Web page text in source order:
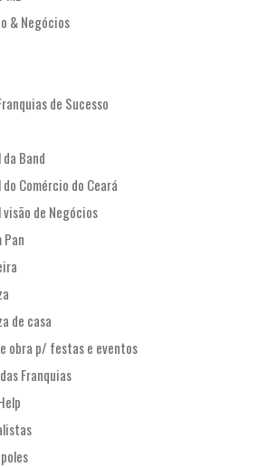
& Negócios
de Sucesso
Band
Comércio do Ceará
visão de Negócios
Pan
de casa
obra p/ festas e eventos
Franquias